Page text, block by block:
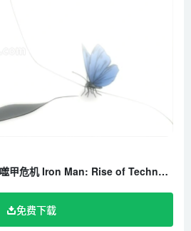
美国动画电影《钢铁侠：噬甲危机 Iron Man: Rise of Technovore 2013》全1集 英语中字 高清/MP4/192M 百度云网盘下载
免费下载